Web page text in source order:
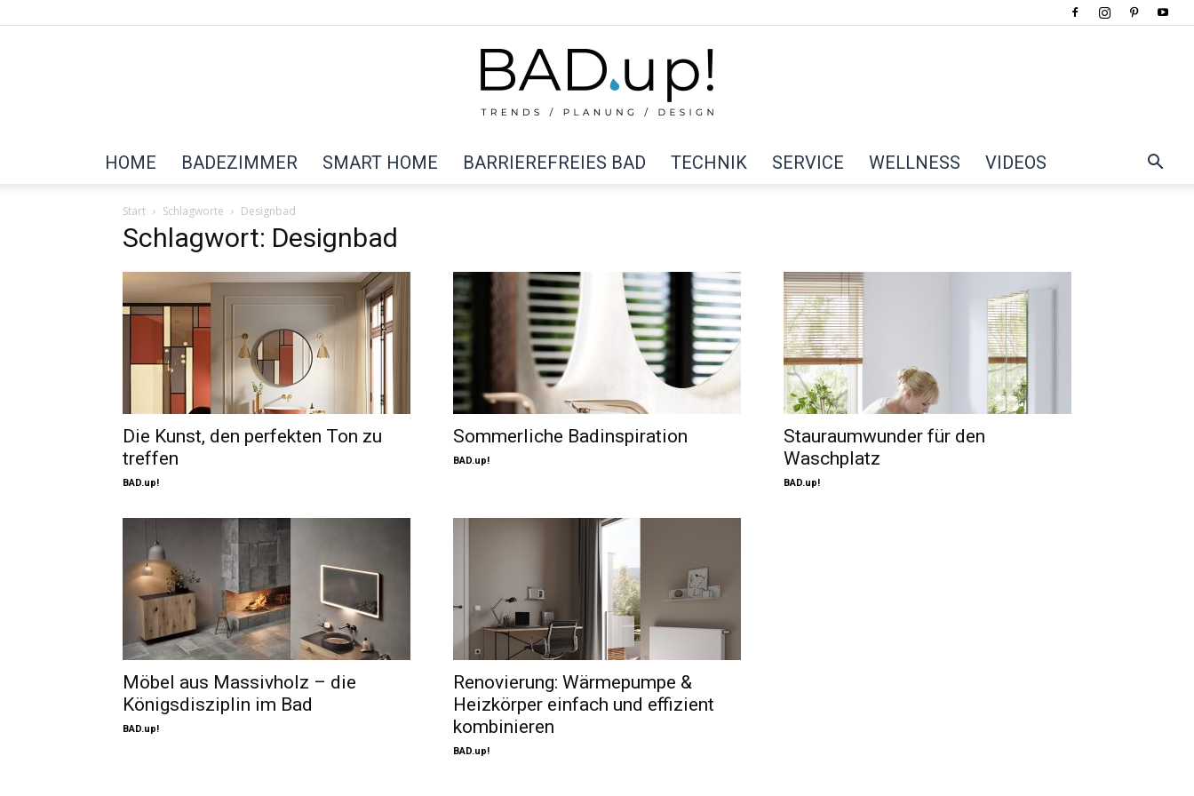
HOME BADEZIMMER SMART HOME BARRIEREFREIES BAD TECHNIK SERVICE WELLNESS VIDEOS
Start Schlagworte Designbad
Schlagwort: Designbad
Die Kunst, den perfekten Ton zu
treffen
BAD.up!
Sommerliche Badinspiration
BAD.up!
Stauraumwunder für den
Waschplatz
BAD.up!
Möbel aus Massivholz – die
Königsdisziplin im Bad
BAD.up!
Renovierung: Wärmepumpe &
Heizkörper einfach und effizient
kombinieren
BAD.up!